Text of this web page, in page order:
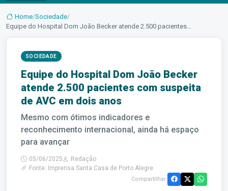
Home/Sociedade/
Equipe do Hospital Dom João Becker atende 2.500 pacientes...
SOCIEDADE
Equipe do Hospital Dom João Becker
atende 2.500 pacientes com suspeita
de AVC em dois anos
Mesmo com ótimos indicadores e
reconhecimento internacional, ainda há espaço
para avançar
05/06/2025
Redação
Fonte: Imprensa Santa Casa de Porto Alegre
Compartilhar: